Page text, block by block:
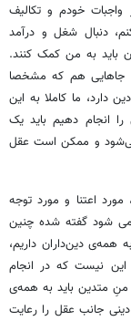
خودم و تکالیف
دنبال شغل و درآمد
باید به من کمک کنند.
جاهایی هم که مشخصا
دارد، ما کاملا به این
انجام دهیم باید یک
می‌شود و ممکن است عقل
مورد اعتنا و مورد توجه
شود گفته شده چنین
دین‌داران داریم،
نیست که در انجام
منِ متدین باید به همه‌ی
جانب عقل را رعایت